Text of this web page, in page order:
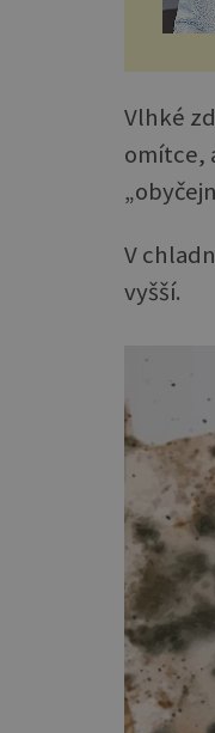
Vlhké
omítce,
V
vyšší.